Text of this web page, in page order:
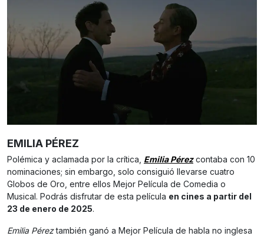
EMILIA PÉREZ
Polémica y aclamada por la crítica, Emilia Pérezcontaba con 10
nominaciones; sin embargo, solo consiguió llevarse cuatro
Globos de Oro, entre ellos Mejor Película de Comedia o
Musical. Podrás disfrutar de esta película en cines a partir del
23 de enero de 2025.
Emilia Péreztambién ganó a Mejor Película de habla no inglesa